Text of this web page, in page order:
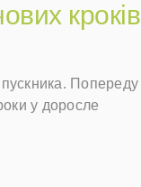
кроків
Попереду
у доросле